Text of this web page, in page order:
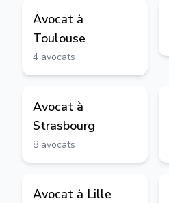
Avocat à
Toulouse
4 avocats
Avocat à
Strasbourg
8 avocats
Avocat à Lille